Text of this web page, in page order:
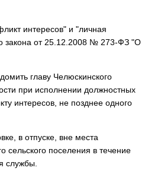
интересов" и "личная
закона от 25.12.2008 № 273-ФЗ "О
главу Челюскинского
при исполнении должностных
интересов, не позднее одного
в отпуске, вне места
сельского поселения в течение
службы.